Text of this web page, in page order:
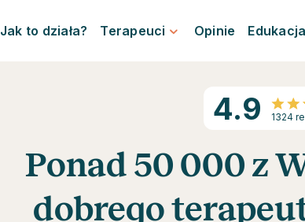
Jak to działa? Terapeuci Opinie Edukacja
4.9 1324
Ponad 50 000 z
dobrego